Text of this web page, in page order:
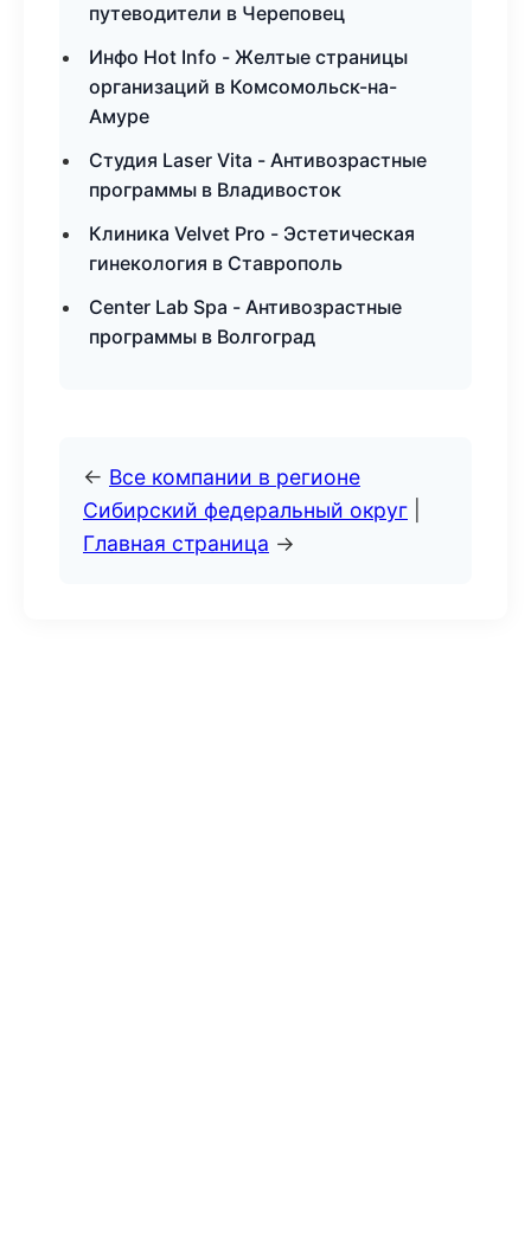
путеводители в Череповец
Инфо Hot Info - Желтые страницы
организаций в Комсомольск-на-
Амуре
Студия Laser Vita - Антивозрастные
программы в Владивосток
Клиника Velvet Pro - Эстетическая
гинекология в Ставрополь
Center Lab Spa - Антивозрастные
программы в Волгоград
← Все компании в регионе
Сибирский федеральный округ
Главная страница →